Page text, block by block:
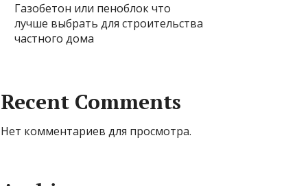
Газобетон или пеноблок что
лучше выбрать для строительства
частного дома
Recent Comments
Нет комментариев для просмотра.